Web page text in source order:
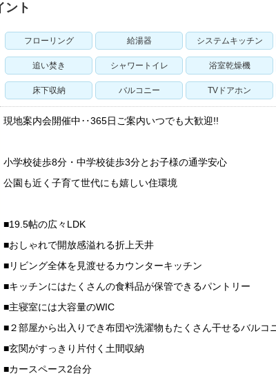
ント
フローリング 給湯器 システムキッチン
追い焚き シャワートイレ 浴室乾燥機
床下収納 バルコニー TVドアホン
現地案内会開催中‥365日ご案内いつでも大歓迎!!
小学校徒歩8分・中学校徒歩3分とお子様の通学安心
公園も近く子育て世代にも嬉しい住環境
■19.5帖の広々LDK
■おしゃれで開放感溢れる折上天井
■リビング全体を見渡せるカウンターキッチン
■キッチンにはたくさんの食料品が保管できるパントリー
■主寝室には大容量のWIC
■２部屋から出入りでき布団や洗濯物もたくさん干せるバルコ
■玄関がすっきり片付く土間収納
■カースペース2台分